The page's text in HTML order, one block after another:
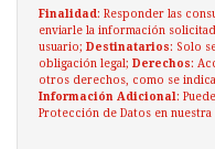
Finalidad: Responder las
enviarle la información
usuario; Destinatarios: Solo
obligación legal; Derechos:
otros derechos, como se
Información Adicional :
Protección de Datos en nuestra